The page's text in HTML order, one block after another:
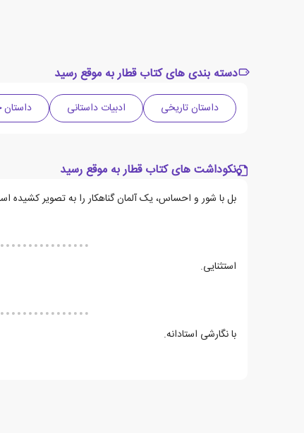
دسته بندی های کتاب قطار به موقع رسید
داستان تاریخی ادبیات داستانی
نکوداشت های کتاب قطار به موقع رسید
بل با شور و احساس، یک آلمان گناهکار را به تصویر کشیده
استثنایی.
با نگارشی استادانه.